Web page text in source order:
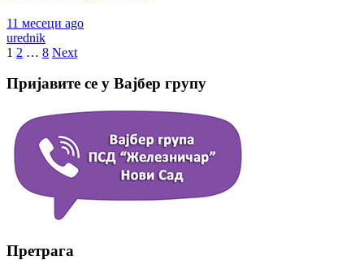
11 месеци ago
urednik
Пагинација
чланака
1 2 … 8 Next
Пријавите се у Вајбер групу
Претрага